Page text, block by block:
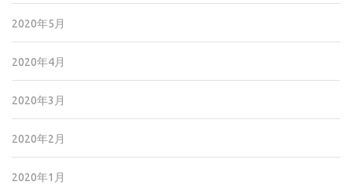
2020年5月
2020年4月
2020年3月
2020年2月
2020年1月